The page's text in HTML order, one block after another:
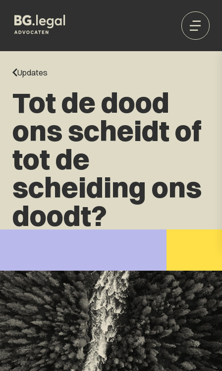
Updates
Tot de dood
ons scheidt of
tot de
scheiding ons
doodt?